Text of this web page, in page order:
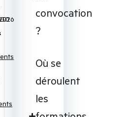
convocation
?
Où se
déroulent
les